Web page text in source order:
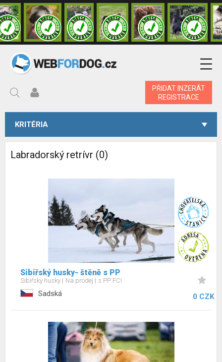
PŘIDAT INZERÁT
REGISTRACE
KRITÉRIA
Labradorský retrívr (0)
Sibiřský husky- štěně s PP
Sibiřský husky Na prodej s PP FCI
Sadská 0 CZK